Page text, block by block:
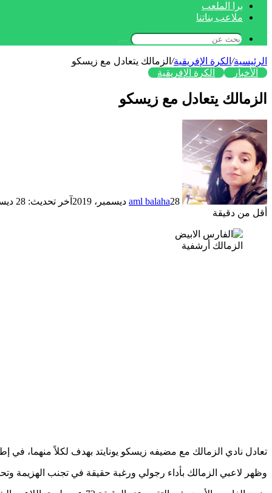
برا الملعب
ملاعب بناتنا
بحث
عن
الرئيسية/ الكرة الإفريقية/ الزمالك يتعادل مع زيسكو
الأخبار
الكرة الإفريقية
الزمالك يتعادل مع زيسكو
aml balaha28 ديسمبر، 2019
آخر تحديث: 28 ديسمبر، 2019
أقل من دقيقة
الزمالك أرشفية
تعادل نادي الزمالك مع مضيفه زيسكو يونايتد بهدف لكلاً منهما، في
وظهر لاعبي الزمالك بأداء رجولي ورغبة حقيقة في تجنب الهزيمة